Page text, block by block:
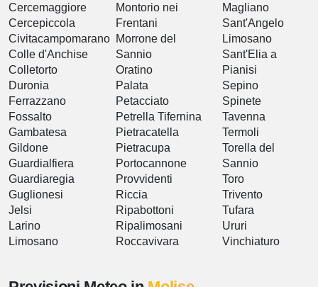
Cercemaggiore
Cercepiccola
Civitacampomarano
Colle d'Anchise
Colletorto
Duronia
Ferrazzano
Fossalto
Gambatesa
Gildone
Guardialfiera
Guardiaregia
Guglionesi
Jelsi
Larino
Limosano
Montorio nei
Frentani
Morrone del
Sannio
Oratino
Palata
Petacciato
Petrella Tifernina
Pietracatella
Pietracupa
Portocannone
Provvidenti
Riccia
Ripabottoni
Ripalimosani
Roccavivara
Magliano
Sant'Angelo
Limosano
Sant'Elia a
Pianisi
Sepino
Spinete
Tavenna
Termoli
Torella del
Sannio
Toro
Trivento
Tufara
Ururi
Vinchiaturo